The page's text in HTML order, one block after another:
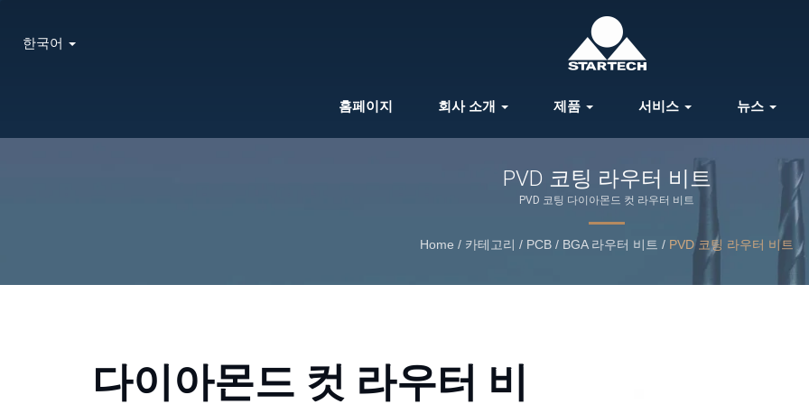
홈페이지 회사 소개 제품 서비스 뉴스
한국어
PVD 코팅 라우터 비트
PVD 코팅 다이아몬드 컷 라우터 비트
Home / 카테고리 / PCB / BGA 라우터 비트 / PVD 코팅 라우터 비트
다이아몬드 컷 라우터 비